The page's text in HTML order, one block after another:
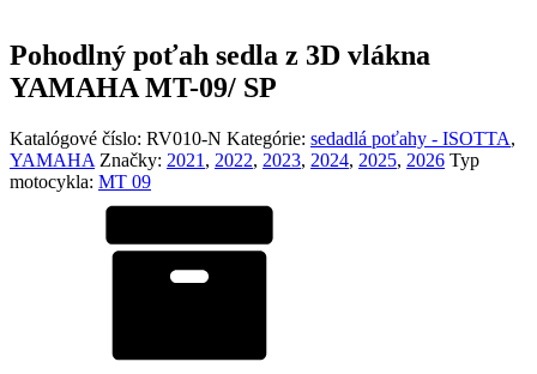
Pohodlný poťah sedla z 3D vlákna
YAMAHA MT-09/ SP
Katalógové číslo: RV010-N Kategórie: sedadlá poťahy - ISOTTA,
YAMAHA Značky: 2021 , 2022, 2023, 2024, 2025, 2026 Typ
motocykla: MT 09